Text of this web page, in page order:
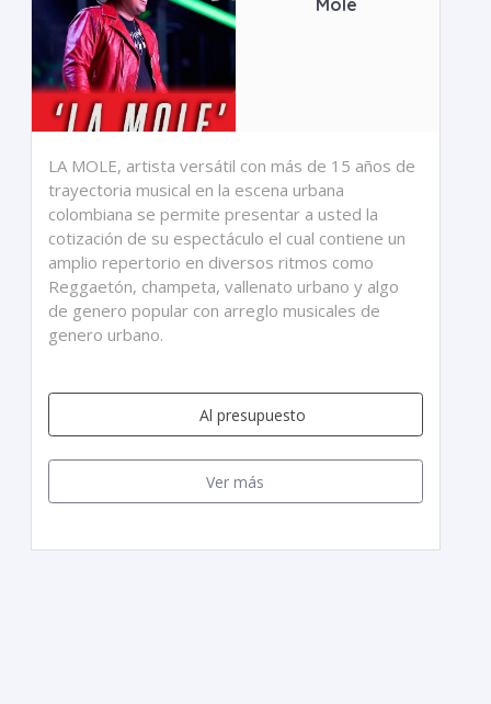
Mole
LA MOLE, artista versátil con más de 15 años de
trayectoria musical en la escena urbana
colombiana se permite presentar a usted la
cotización de su espectáculo el cual contiene un
amplio repertorio en diversos ritmos como
Reggaetón, champeta, vallenato urbano y algo
de genero popular con arreglo musicales de
genero urbano.
Al presupuesto
Ver más